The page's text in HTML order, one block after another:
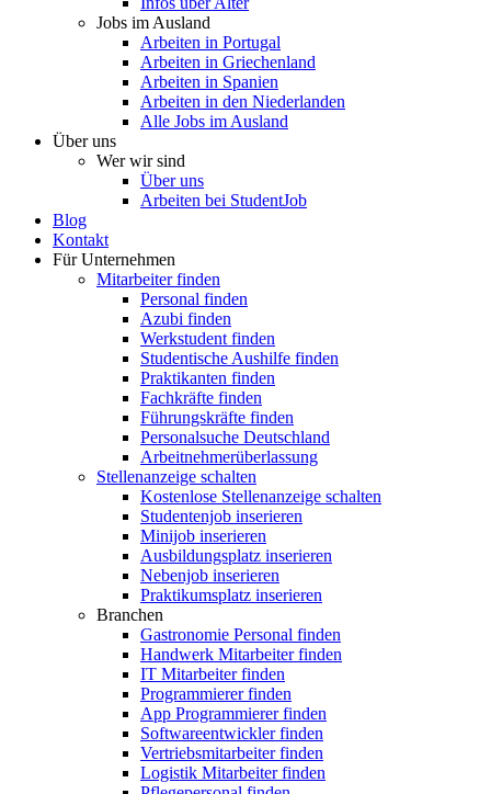
Jobs im Ausland
Arbeiten in Portugal
Arbeiten in Griechenland
Arbeiten in Spanien
Arbeiten in den Niederlanden
Alle Jobs im Ausland
Über uns
Wer wir sind
Über uns
Arbeiten bei StudentJob
Blog
Kontakt
Für Unternehmen
Mitarbeiter finden
Personal finden
Azubi finden
Werkstudent finden
Studentische Aushilfe finden
Praktikanten finden
Fachkräfte finden
Führungskräfte finden
Personalsuche Deutschland
Arbeitnehmerüberlassung
Stellenanzeige schalten
Kostenlose Stellenanzeige schalten
Studentenjob inserieren
Minijob inserieren
Ausbildungsplatz inserieren
Nebenjob inserieren
Praktikumsplatz inserieren
Branchen
Gastronomie Personal finden
Handwerk Mitarbeiter finden
IT Mitarbeiter finden
Programmierer finden
App Programmierer finden
Softwareentwickler finden
Vertriebsmitarbeiter finden
Logistik Mitarbeiter finden